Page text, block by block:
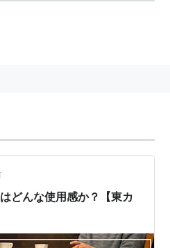
どんな使用感か？【東カ